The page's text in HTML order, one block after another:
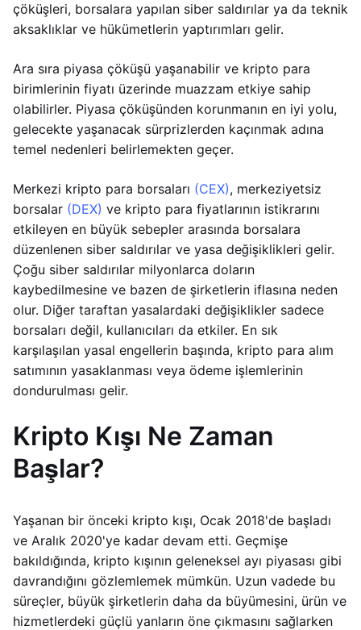
çöküşleri, borsalara yapılan siber saldırılar ya da teknik
aksaklıklar ve hükümetlerin yaptırımları gelir.
Ara sıra piyasa çöküşü yaşanabilir ve kripto para
birimlerinin fiyatı üzerinde muazzam etkiye sahip
olabilirler. Piyasa çöküşünden korunmanın en iyi yolu,
gelecekte yaşanacak sürprizlerden kaçınmak adına
temel nedenleri belirlemekten geçer.
Merkezi kripto para borsaları (CEX), merkeziyetsiz
borsalar (DEX) ve kripto para fiyatlarının istikrarını
etkileyen en büyük sebepler arasında borsalara
düzenlenen siber saldırılar ve yasa değişiklikleri gelir.
Çoğu siber saldırılar milyonlarca doların
kaybedilmesine ve bazen de şirketlerin iflasına neden
olur. Diğer taraftan yasalardaki değişiklikler sadece
borsaları değil, kullanıcıları da etkiler. En sık
karşılaşılan yasal engellerin başında, kripto para alım
satımının yasaklanması veya ödeme işlemlerinin
dondurulması gelir.
Kripto Kışı Ne Zaman
Başlar?
Yaşanan bir önceki kripto kışı, Ocak 2018'de başladı
ve Aralık 2020'ye kadar devam etti. Geçmişe
bakıldığında, kripto kışının geleneksel ayı piyasası gibi
davrandığını gözlemlemek mümkün. Uzun vadede bu
süreçler, büyük şirketlerin daha da büyümesini, ürün ve
hizmetlerdeki güçlü yanların öne çıkmasını sağlarken